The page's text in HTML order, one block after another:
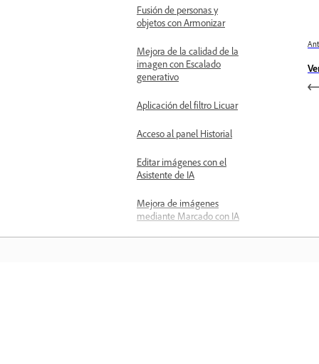
Fusión de personas y
objetos con Armonizar
Mejora de la calidad de la
imagen con Escalado
generativo
Aplicación del filtro Licuar
Acceso al panel Historial
Editar imágenes con el
Asistente de IA
Mejora de imágenes
mediante Marcado con IA
Color, tono e iluminación